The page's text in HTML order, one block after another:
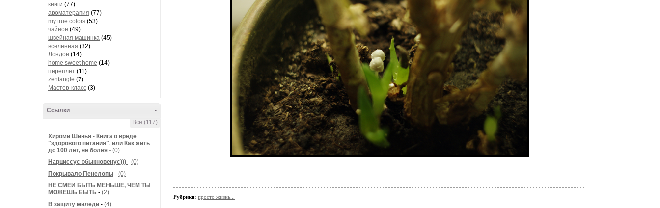
книги (77)
ароматерапия (77)
my true colors (53)
чайное (49)
швейная машинка (45)
вселенная (32)
Лондон (14)
home sweet home (14)
переплёт (11)
zentangle (7)
Мастер-класс (3)
-
Ссылки
Все (117)
Хироми Шинья - Книга о вреде
"здорового питания", или Как жить
до 100 лет, не болея - (0)
Нарциссус обыкновенус))) - (0)
Покрывало Пенелопы - (0)
НЕ СМЕЙ БЫТЬ МЕНЬШЕ, ЧЕМ ТЫ
МОЖЕШЬ БЫТЬ - (2)
В защиту миледи - (4)
Рубрики: просто жизнь...